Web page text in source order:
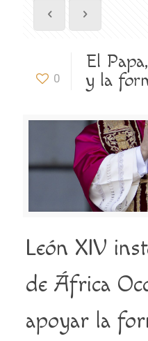
0
El
y la
León XIV
de África
apoyar la